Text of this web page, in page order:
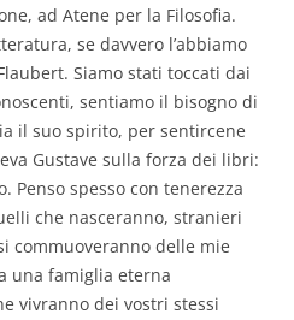
ad Atene per la Filosofia.
se davvero l’abbiamo
Siamo stati toccati dai
sentiamo il bisogno di
il suo spirito, per sentircene
Gustave sulla forza dei libri:
Penso spesso con tenerezza
che nasceranno, stranieri
commuoveranno delle mie
una famiglia eterna
vivranno dei vostri stessi